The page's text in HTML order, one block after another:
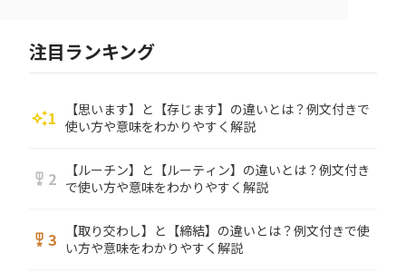
注目ランキング
auto_awesome1
【思います】と【存じます】の違いとは？例文付きで
使い方や意味をわかりやすく解説
military_tech 2
【ルーチン】と【ルーティン】の違いとは？例文付き
で使い方や意味をわかりやすく解説
military_tech 3
【取り交わし】と【締結】の違いとは？例文付きで使
い方や意味をわかりやすく解説